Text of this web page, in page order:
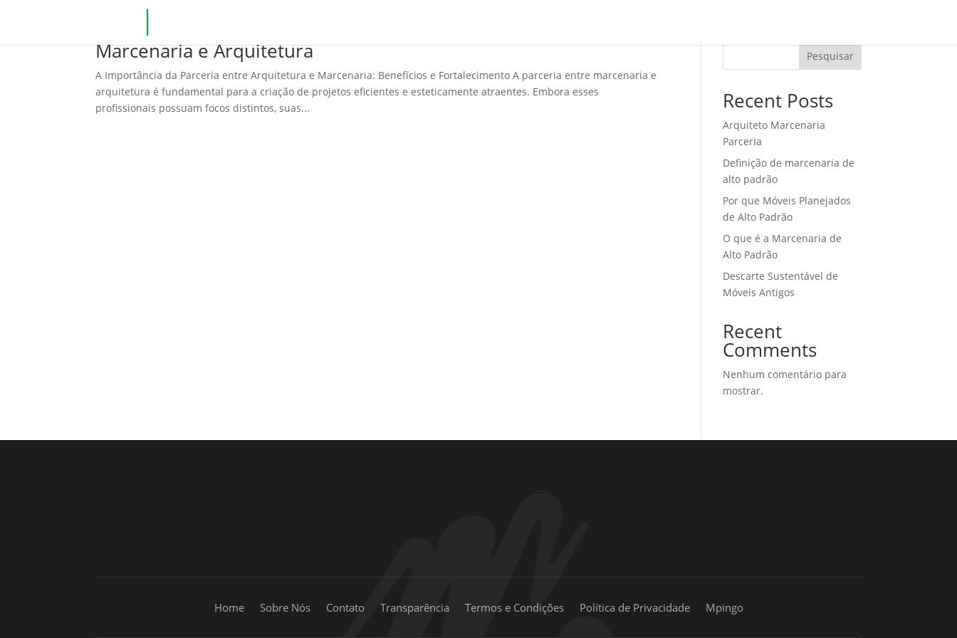
Marcenaria e Arquitetura
A Importância da Parceria entre Arquitetura e Marcenaria: Benefícios e Fortalecimento A parceria entre marcenaria e
arquitetura é fundamental para a criação de projetos eficientes e esteticamente atraentes. Embora esses
profissionais possuam focos distintos, suas...
Pesquisar
Recent Posts
Arquiteto Marcenaria
Parceria
Definição de marcenaria de
alto padrão
Por que Móveis Planejados
de Alto Padrão
O que é a Marcenaria de
Alto Padrão
Descarte Sustentável de
Móveis Antigos
Recent
Comments
Nenhum comentário para
mostrar.
Home Sobre Nós Contato Transparência Termos e Condições Política de Privacidade Mpingo